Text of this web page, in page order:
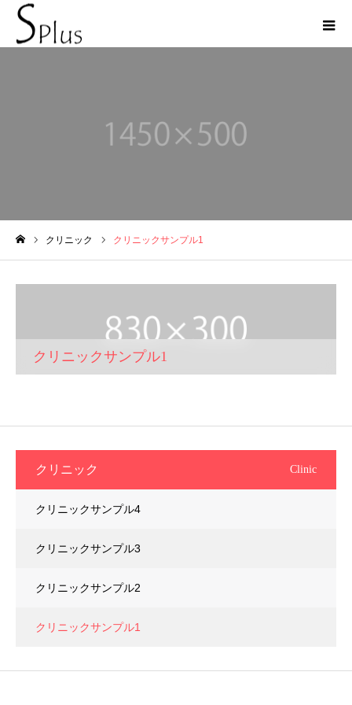
クリニック
クリニック クリニックサンプル1
クリニックサンプル1
クリニック Clinic
クリニックサンプル4
クリニックサンプル3
クリニックサンプル2
クリニックサンプル1